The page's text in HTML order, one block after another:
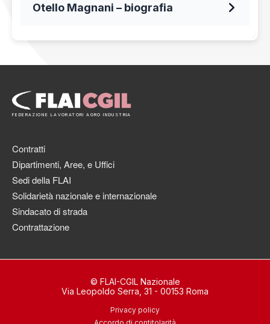
Otello Magnani – biografia
FEDERAZIONE LAVORATORI AGRO INDUSTRIA
Contratti
Dipartimenti, Aree, e Uffici
Sedi della FLAI
Solidarietà nazionale e internazionale
Sindacato di strada
Contrattazione
© FLAI-CGIL Nazionale
Via Leopoldo Serra, 31 - 00153 Roma
Privacy policy